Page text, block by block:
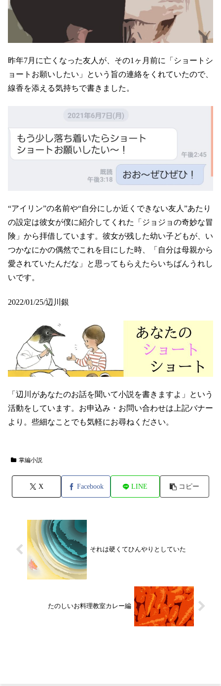
昨年7月に亡くなった友人が、その1ヶ月前に「ショートシ
ョートお願いしたい」という旨の連絡をくれていたので、
線香を添える気持ちで書きました。
“アイリン”の名前や“自分にしか近くできない友人”あたり
の設定は彼女が僕に紹介してくれた「ジョジョの奇妙な冒
険」から拝借しています。彼女が残した幼い子どもが、い
つかなにかの偶然でこれを目にした時、「自分は母親から
愛されていたんだな」と思ってもらえたらいちばんうれし
いです。
2022/01/25/辺川銀
「辺川があなたのお話を聞いて小説を書きますよ」という
活動をしています。お申込み・お問い合わせは上記バナー
より。些細なことでも気軽にお尋ねください。
掌編小説
X Facebook LINE コピー
それは硬くてひんやりとしていた
たのしいお料理教室カレー編